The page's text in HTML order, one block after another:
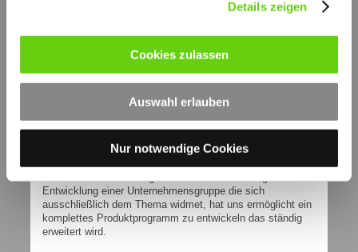
Details zeigen
Cookies zulassen
Auswahl erlauben
Nur notwendige Cookies
Durchflusswiderstand gegen Volumenstrom
Multipass Test
SOFIMA HYDRAULIC FILTERS ist das Unternehmen
Filtration für mobile Anwendungen befasst.
Unsere langjährige Erfahrung in diesem speziellen Bereich,
Entwicklung einer Unternehmensgruppe die sich
ausschließlich dem Thema widmet, hat uns ermöglicht ein
komplettes Produktprogramm zu entwickeln das ständig
erweitert wird.